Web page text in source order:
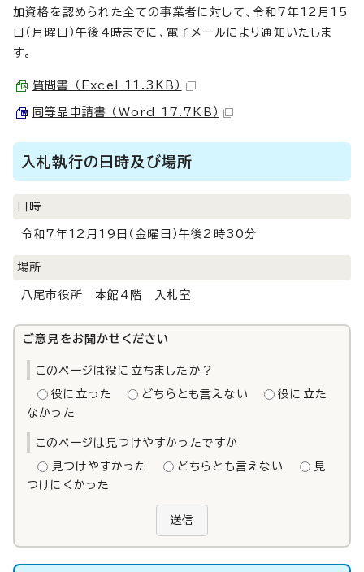
加資格を認められた全ての事業者に対して、令和7年12月15
日（月曜日）午後4時までに、電子メールにより通知いたしま
す。
質問書 （Excel 11.3KB）
同等品申請書 （Word 17.7KB）
入札執行の日時及び場所
日時
令和7年12月19日（金曜日）午後2時30分
場所
八尾市役所 本館4階 入札室
ご意見をお聞かせください
このページは役に立ちましたか？
役に立った どちらとも言えない
役に立た
なかった
このページは見つけやすかったですか
見つけやすかった どちらとも言えない
見
つけにくかった
送信